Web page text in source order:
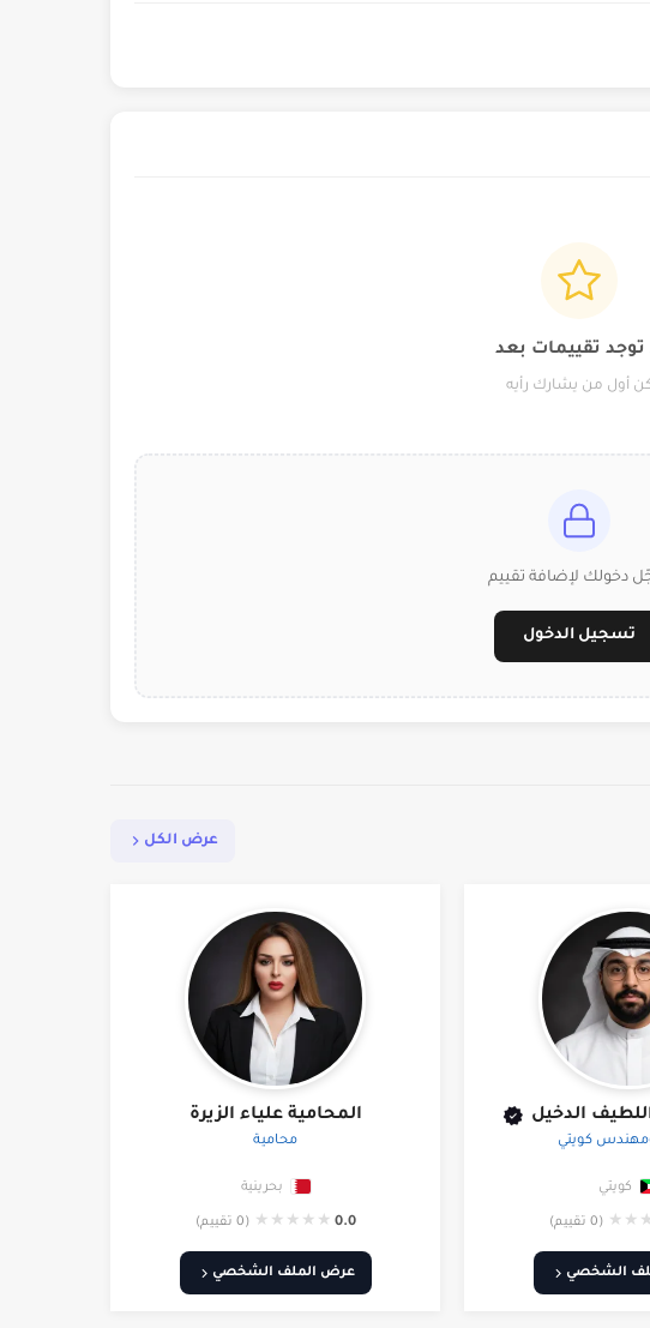
توجد تقييمات بعد
أول من يشارك رأيه
دخولك لإضافة تقييم
تسجيل الدخول
عرض الكل
الدخيل
كويتي
كويتي
★
★
★ (0 تقييم)
الشخصي
المحامية علياء الزيرة
محامية
بحرينية
0.0
★
★
★
★
★ (0 تقييم)
عرض الملف الشخصي